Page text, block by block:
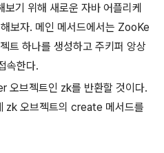
기 위해 새로운 자바 어플리케
보자. 메인 메서드에서는 ZooKe
하나를 생성하고 주키퍼 앙상
속한다.
브젝트인 zk를 반환할 것이다.
오브젝트의 create 메서드를